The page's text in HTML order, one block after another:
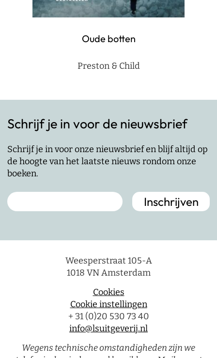
Oude botten
Preston & Child
Schrijf je in voor de nieuwsbrief
Schrijf je in voor onze nieuwsbrief en blijf altijd op
de hoogte van het laatste nieuws rondom onze
boeken.
Weesperstraat 105-A
1018 VN Amsterdam
Cookies
Cookie instellingen
+ 31 (0)20 530 73 40
info@lsuitgeverij.nl
Wegens technische omstandigheden zijn we